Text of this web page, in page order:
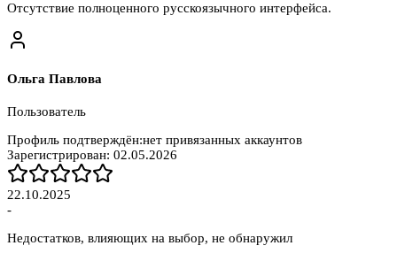
Отсутствие полноценного русскоязычного интерфейса.
Ольга Павлова
Пользователь
Профиль подтверждён:нет привязанных аккаунтов
Зарегистрирован: 02.05.2026
22.10.2025
-
Недостатков, влияющих на выбор, не обнаружил